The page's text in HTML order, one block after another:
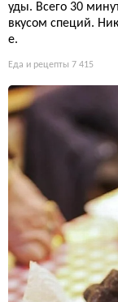
уды. Всего 30
вкусом специй.
е.
Еда и рецепты 7 415